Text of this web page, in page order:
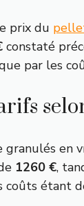
prix du
constaté
par les
granulés en
1260 €,
coûts étant